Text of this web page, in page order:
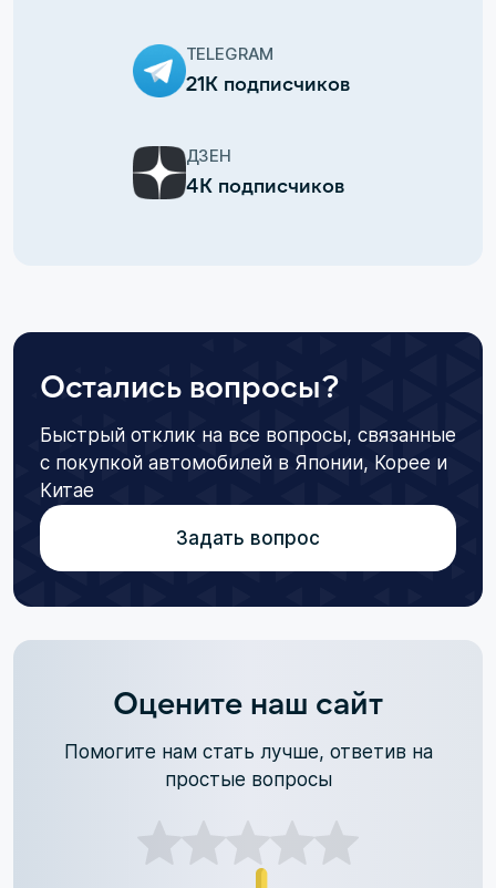
TELEGRAM
21К подписчиков
ДЗЕН
4К подписчиков
Остались вопросы?
Быстрый отклик на все вопросы, связанные
с покупкой автомобилей в Японии, Корее и
Китае
Задать вопрос
Оцените наш сайт
Помогите нам стать лучше, ответив на
простые вопросы